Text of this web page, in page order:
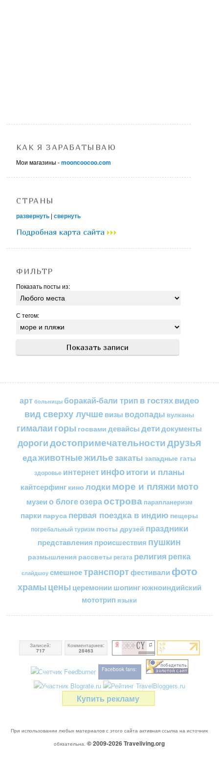
КАК Я ЗАРАБАТЫВАЮ
Мои магазины -mooncoocoo.com
СТРАНЫ
развернуть |свернуть
Подробная карта сайта
ФИЛЬТР
Показать посты из:
С тегом:
арт больницы боракай-бали трип в гостяхвидео
вид сверху лучшевизы водопады вулканы
гималаи горы госвами девайсы детидокументы
дорогидостопримечательностидрузья
едаживотныежильезакаты западные гаты
здоровье интернетинфоитоги и планы
кайтсерфинг кино лодкиморе и пляжимото
музеи о блогеозераострова парапланеризм
парки паруса первая поездка в индию пещеры
погребальный туризм посты друзей праздники
представления происшествия пушкин
размышления рассветы регата религия репка
слайдшоу смешноетранспортфестивали фото
храмы цены церемонии шопингюжноиндийский
мототрип языки
Записей:
717
Комментариев:
28463
Facebook fans:
Купить рекламу
При использовании любых материалов с этого сайта активная ссылка на источник
обязательна. © 2009-2026Traveliving.org